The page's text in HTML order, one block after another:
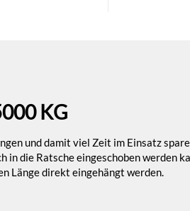
KG
und damit viel Zeit im Einsatz
die Ratsche eingeschoben werden
Länge direkt eingehängt werden.